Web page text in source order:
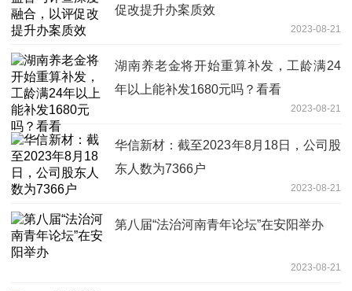
促改提升办案质效
2023-08-21
湖南养老金将开始重算补发，工龄满24
年以上能补发1680元吗？看看
2023-08-21
华信新材：截至2023年8月18日，公司股
东人数为7366户
2023-08-21
第八届“法治河南青年论坛”在安阳举办
2023-08-21